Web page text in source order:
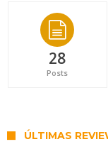
28
Posts
ÚLTIMAS